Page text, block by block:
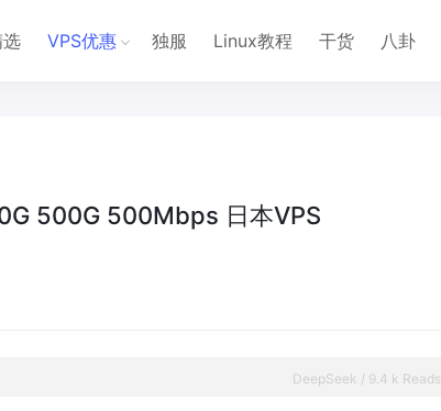
VPS优惠 独服 Linux教程 干货 八卦
500G 500Mbps 日本VPS
DeepSeek / 9.4 k Reads